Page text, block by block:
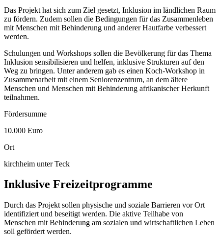
Das Projekt hat sich zum Ziel gesetzt, Inklusion im ländlichen Raum
zu fördern. Zudem sollen die Bedingungen für das Zusammenleben
mit Menschen mit Behinderung und anderer Hautfarbe verbessert
werden.
Schulungen und Workshops sollen die Bevölkerung für das Thema
Inklusion sensibilisieren und helfen, inklusive Strukturen auf den
Weg zu bringen. Unter anderem gab es einen Koch-Workshop in
Zusammenarbeit mit einem Seniorenzentrum, an dem ältere
Menschen und Menschen mit Behinderung afrikanischer Herkunft
teilnahmen.
Fördersumme
10.000 Euro
Ort
kirchheim unter Teck
Inklusive Freizeitprogramme
Durch das Projekt sollen physische und soziale Barrieren vor Ort
identifiziert und beseitigt werden. Die aktive Teilhabe von
Menschen mit Behinderung am sozialen und wirtschaftlichen Leben
soll gefördert werden.